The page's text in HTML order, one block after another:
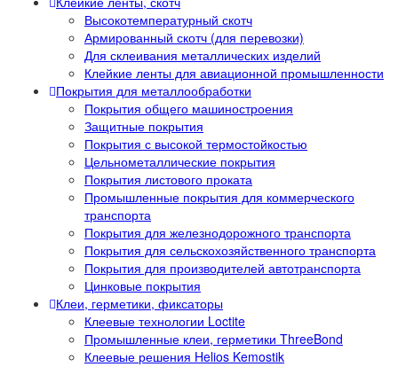
Высокотемпературный скотч
Армированный скотч (для перевозки)
Для склеивания металлических изделий
Клейкие ленты для авиационной промышленности
Покрытия для металлообработки
Покрытия общего машиностроения
Защитные покрытия
Покрытия с высокой термостойкостью
Цельнометаллические покрытия
Покрытия листового проката
Промышленные покрытия для коммерческого
транспорта
Покрытия для железнодорожного транспорта
Покрытия для сельскохозяйственного транспорта
Покрытия для производителей автотранспорта
Цинковые покрытия
Клеи, герметики, фиксаторы
Клеевые технологии Loctite
Промышленные клеи, герметики ThreeBond
Клеевые решения Helios Kemostik